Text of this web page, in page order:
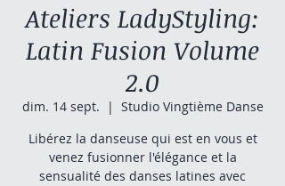
Ateliers LadyStyling:
Latin Fusion Volume
2.0
dim. 14 sept.
  |
Studio Vingtième Danse
Libérez la danseuse qui est en vous et
venez fusionner l'élégance et la
sensualité des danses latines avec